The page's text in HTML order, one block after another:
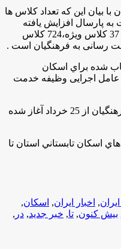
بيان اين كه تعداد کلاس ها
10 درصد نسبت به پارسال افزایش یافته
است، تصريح كرد: از این تعداد کلاس؛ 37 کلاس ویژه،724 کلاس
شده براي اسكان
اشاره كرد و افزود:621 نفر عامل اجرایی وظیفه خدمت
گفتني است؛ طرح اسکان تابستانی فرهنگیان از 25 خرداد آغاز شده
در ستادهاي اسكان تابستاني استان تا
, اخبار ایران, اسكان,
بيش كنون, تا, خبر جدید, در ,